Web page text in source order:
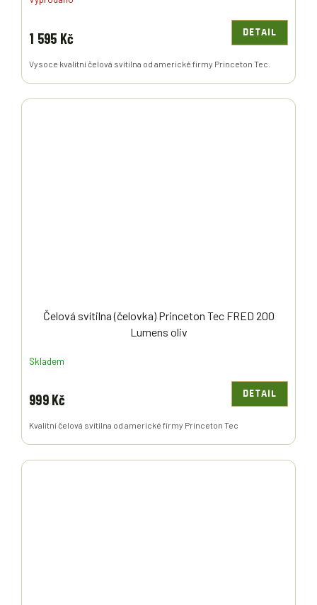
1 595 Kč DETAIL
Vysoce kvalitní čelová svítilna od americké firmy Princeton Tec.
Čelová svítilna (čelovka) Princeton Tec FRED 200
Lumens oliv
Skladem
999 Kč DETAIL
Kvalitní čelová svítilna od americké firmy Princeton Tec